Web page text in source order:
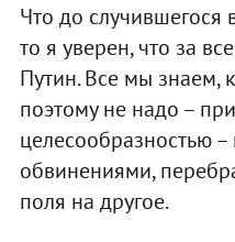
Что до случившегося
то я уверен, что за
Путин. Все мы знаем,
поэтому не надо –
целесообразностью –
обвинениями,
поля на другое.